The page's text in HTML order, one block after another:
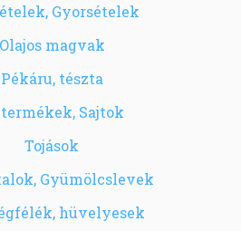
Gyorsételek
Olajos magvak
Pékáru, tészta
Sajtok
Tojások
Gyümölcslevek
hüvelyesek